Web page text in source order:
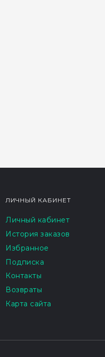
ЛИЧНЫЙ КАБИНЕТ
Личный кабинет
История заказов
Избранное
Подписка
Контакты
Возвраты
Карта сайта